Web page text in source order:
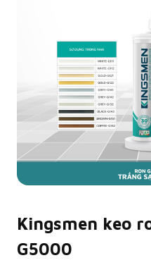
Kingsmen keo
G5000